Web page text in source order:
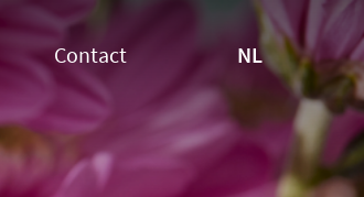
Contact NL